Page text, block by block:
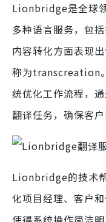
Lionbridge是全球
多种语言服务，包
内容转化方面表现
称为transcreation
统优化工作流程，
翻译任务，确保客
Lionbridge的技术
化项目经理、客户